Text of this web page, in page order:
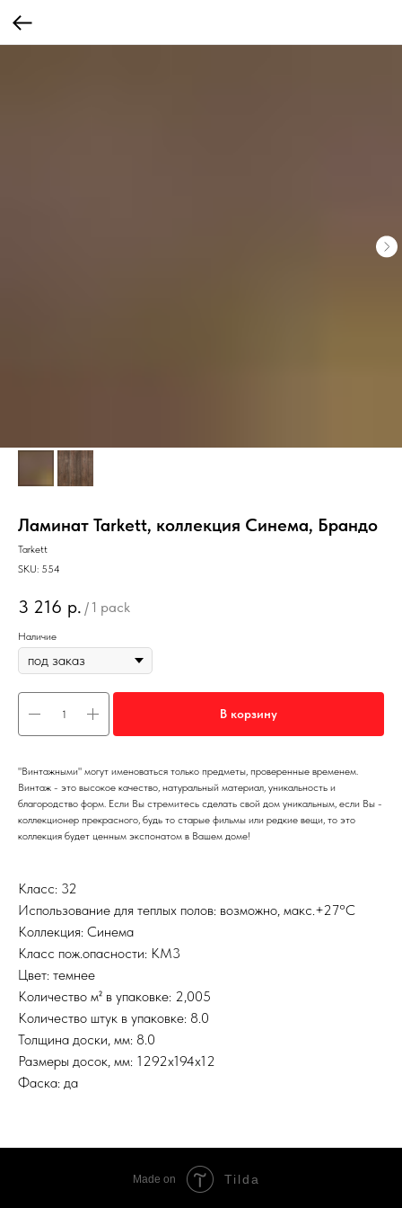
Ламинат Tarkett, коллекция Синема, Брандо
Tarkett
SKU: 554
3 216 р. / 1 pack
Наличие
В корзину
"Винтажными" могут именоваться только предметы, проверенные временем.
Винтаж - это высокое качество, натуральный материал, уникальность и
благородство форм. Если Вы стремитесь сделать свой дом уникальным, если Вы -
коллекционер прекрасного, будь то старые фильмы или редкие вещи, то это
коллекция будет ценным экспонатом в Вашем доме!
Класс: 32
Использование для теплых полов: возможно, макс.+27°С
Коллекция: Синема
Класс пож.опасности: КМ3
Цвет: темнее
Количество м² в упаковке: 2,005
Количество штук в упаковке: 8.0
Толщина доски, мм: 8.0
Размеры досок, мм: 1292х194х12
Фаска: да
Made on Tilda